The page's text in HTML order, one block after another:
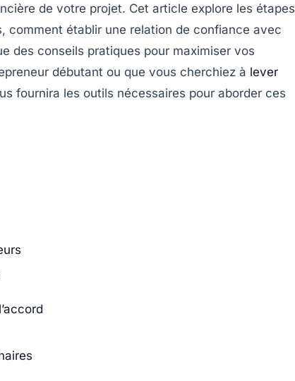
de votre projet. Cet article explore les étapes
comment établir une relation de confiance avec
des conseils pratiques pour maximiser vos
débutant ou que vous cherchiez à lever
fournira les outils nécessaires pour aborder ces